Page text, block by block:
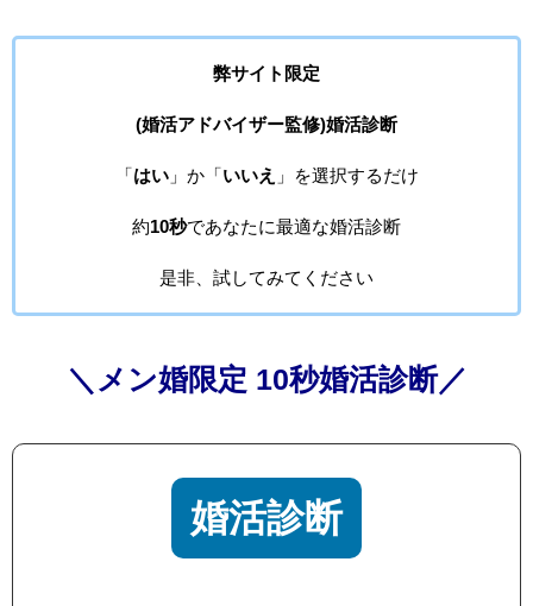
弊サイト限定
(婚活アドバイザー監修)婚活診断
「はい」か「いいえ 」を選択するだけ
約10秒であなたに最適な婚活診断
是非、試してみてください
＼メン婚限定 10秒婚活診断／
婚活診断